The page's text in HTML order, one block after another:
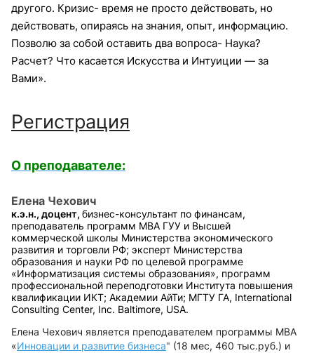
другого. Кризис- время не просто действовать, но
действовать, опираясь на знания, опыт, информацию.
Позволю за собой оставить два вопроса- Наука?
Расчет? Что касается Искусства и Интуиции — за
Вами».
Регистрация
О преподавателе:
Елена Чехович
к.э.н., доцент, бизнес-консультант по финансам,
преподаватель программ MBА ГУУ и Высшей
коммерческой школы Министерства экономического
развития и торговли РФ; эксперт Министерства
образования и науки РФ по целевой программе
«Информатизация системы образования», программ
профессиональной переподготовки Института повышения
квалификации ИКТ; Академии АйТи; МГТУ ГА, International
Consulting Center, Inc. Baltimore, USA.
Елена Чехович является преподавателем программы МВА
«Инновации и развитие бизнеса" (18 мес, 460 тыс.руб.) и